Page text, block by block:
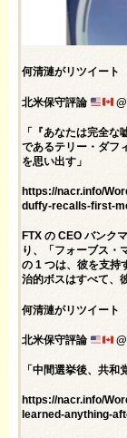
何清漣がリツイート
北米保守評論
「『あなたは完全
であるテリー・ダフ
を思い出す」
https://nacr.info/
duffy-recalls-first-
FTX の CEO バンク
り、「フォーブス・
の 1 つは、彼を支持
治的ボスはすべて、
何清漣がリツイート
北米保守評論
「中間選挙後、共和
https://nacr.info/
learned-anything-